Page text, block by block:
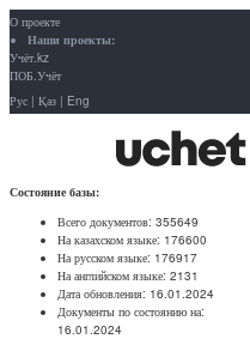
О проекте
Наши проекты:
Учёт.kz
ПОБ.Учёт
Рус | Қаз | Eng
Состояние базы:
Всего документов: 355649
На казахском языке: 176600
На русском языке: 176917
На английском языке: 2131
Дата обновления: 16.01.2024
Документы по состоянию на:
16.01.2024